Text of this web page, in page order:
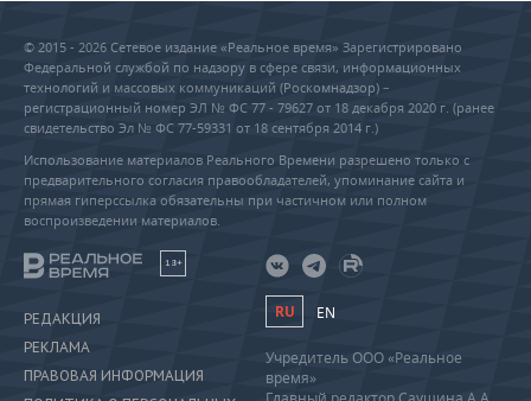
© 2015 - 2026 Сетевое издание «Реальное время» Зарегистрировано
Федеральной службой по надзору в сфере связи, информационных
технологий и массовых коммуникаций (Роскомнадзор) –
регистрационный номер ЭЛ № ФС 77 - 79627 от 18 декабря 2020 г. (ранее
свидетельство Эл № ФС 77-59331 от 18 сентября 2014 г.)
Использование материалов Реального Времени разрешено только с
предварительного согласия правообладателей, упоминание сайта и
прямая гиперссылка обязательны при частичном или полном
воспроизведении материалов.
18+
РЕДАКЦИЯ
РЕКЛАМА
ПРАВОВАЯ ИНФОРМАЦИЯ
RU EN
Учредитель ООО «Реальное
время»